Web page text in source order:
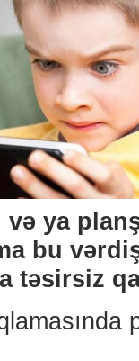
və ya
bu
təsirsiz